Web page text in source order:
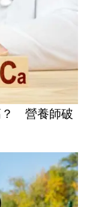
？ 營養師破